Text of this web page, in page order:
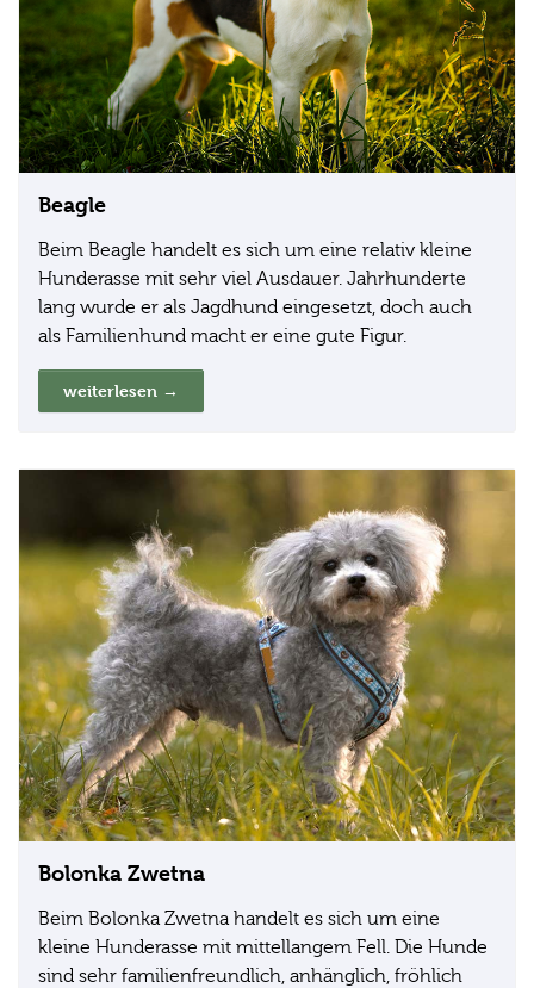
Beagle
Beim Beagle handelt es sich um eine relativ kleine
Hunderasse mit sehr viel Ausdauer. Jahrhunderte
lang wurde er als Jagdhund eingesetzt, doch auch
als Familienhund macht er eine gute Figur.
weiterlesen →
Bolonka Zwetna
Beim Bolonka Zwetna handelt es sich um eine
kleine Hunderasse mit mittellangem Fell. Die Hunde
sind sehr familienfreundlich, anhänglich, fröhlich